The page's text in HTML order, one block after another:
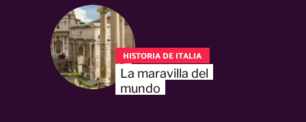
HISTORIA DE ITALIA
La maravilla del
mundo